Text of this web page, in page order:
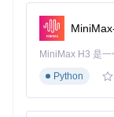
强劲音效，洛雪
需求。软件提供
境音效和播放速度
播放
适
单曲
深度
Python